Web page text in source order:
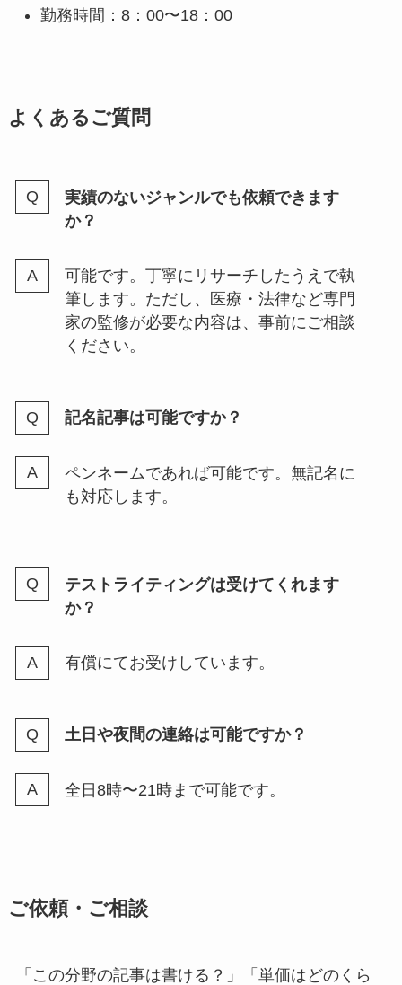
勤務時間：8：00〜18：00
よくあるご質問
実績のないジャンルでも依頼できます
か？
可能です。丁寧にリサーチしたうえで執
筆します。ただし、医療・法律など専門
家の監修が必要な内容は、事前にご相談
ください。
記名記事は可能ですか？
ペンネームであれば可能です。無記名に
も対応します。
テストライティングは受けてくれます
か？
有償にてお受けしています。
土日や夜間の連絡は可能ですか？
全日8時〜21時まで可能です。
ご依頼・ご相談
「この分野の記事は書ける？」「単価はどのくら